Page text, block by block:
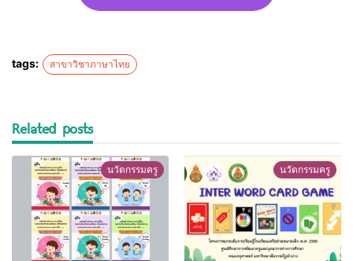
tags: สาขาวิชาภาษาไทย
Related posts
นวัตกรรมครู นวัตกรรมครู